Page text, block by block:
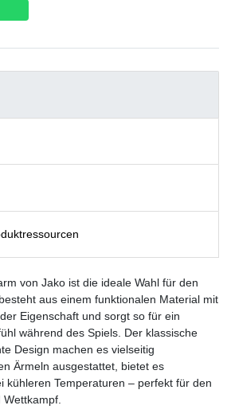
von Jako ist die ideale Wahl für den
aus einem funktionalen Material mit
Eigenschaft und sorgt so für ein
während des Spiels. Der klassische
Design machen es vielseitig
Ärmeln ausgestattet, bietet es
kühleren Temperaturen – perfekt für den